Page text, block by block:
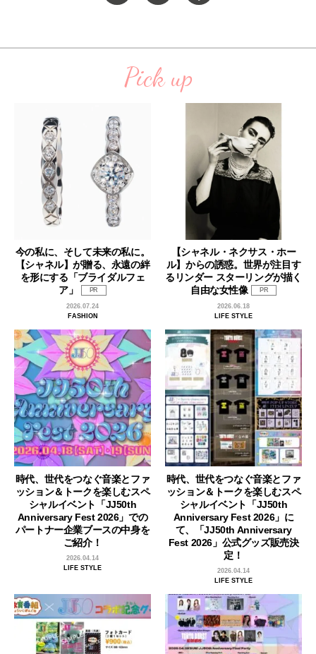
Pick up
今の私に、そして未来の私に。
【シャネル】が贈る、永遠の絆
を形にする「ブライダルフェ
ア」
PR
2026.07.24
FASHION
【シャネル・ネクサス・ホー
ル】からの誘惑。世界が注目す
るリンダー スターリングが描く
自由な女性像
PR
2026.06.18
LIFE STYLE
時代、世代をつなぐ音楽とファ
ッション＆トークを楽しむスペ
シャルイベント「JJ50th
Anniversary Fest 2026」での
パートナー企業ブースの中身を
ご紹介！
2026.04.14
LIFE STYLE
時代、世代をつなぐ音楽とファ
ッション＆トークを楽しむスペ
シャルイベント「JJ50th
Anniversary Fest 2026」に
て、「JJ50th Anniversary
Fest 2026」公式グッズ販売決
定！
2026.04.14
LIFE STYLE